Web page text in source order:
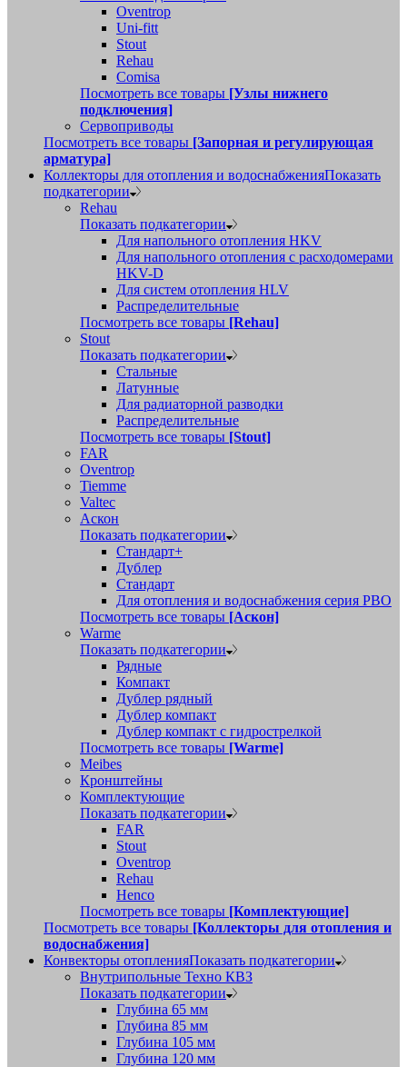
Oventrop
Uni-fitt
Stout
Rehau
Comisa
Посмотреть все товары [Узлы нижнего
подключения]
Сервоприводы
Посмотреть все товары [Запорная и регулирующая
арматура]
Коллекторы для отопления и водоснабженияПоказать
подкатегории
Rehau
Показать подкатегории
Для напольного отопления HKV
Для напольного отопления с расходомерами
HKV-D
Для систем отопления HLV
Распределительные
Посмотреть все товары [Rehau]
Stout
Показать подкатегории
Стальные
Латунные
Для радиаторной разводки
Распределительные
Посмотреть все товары [Stout]
FAR
Oventrop
Tiemme
Valtec
Аскон
Показать подкатегории
Стандарт+
Дублер
Стандарт
Для отопления и водоснабжения серия РВО
Посмотреть все товары [Аскон]
Warme
Показать подкатегории
Рядные
Компакт
Дублер рядный
Дублер компакт
Дублер компакт с гидрострелкой
Посмотреть все товары [Warme]
Meibes
Кронштейны
Комплектующие
Показать подкатегории
FAR
Stout
Oventrop
Rehau
Henco
Посмотреть все товары [Комплектующие]
Посмотреть все товары [Коллекторы для отопления и
водоснабжения]
Конвекторы отопленияПоказать подкатегории
Внутрипольные Техно КВЗ
Показать подкатегории
Глубина 65 мм
Глубина 85 мм
Глубина 105 мм
Глубина 120 мм